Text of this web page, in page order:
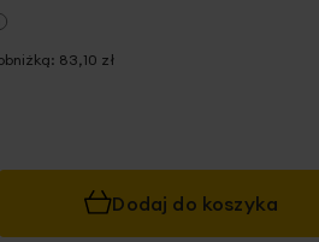
83,10 zł
Dodaj do koszyka